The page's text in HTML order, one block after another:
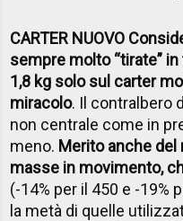
CARTER NUOVO
sempre molto “tirate”
1,8 kg solo sul carter
miracolo. Il contralbero
non centrale come in
meno. Merito anche del
masse in movimento,
(-14% per il 450 e -19%
la metà di quelle